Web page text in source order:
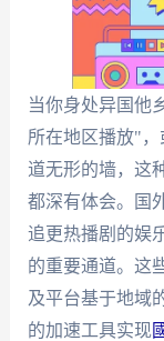
当你身处异国他
所在地区播放"
道无形的墙，这
都深有体会。国
追更热播剧的娱
的重要通道。这
及平台基于地域
的加速工具实现